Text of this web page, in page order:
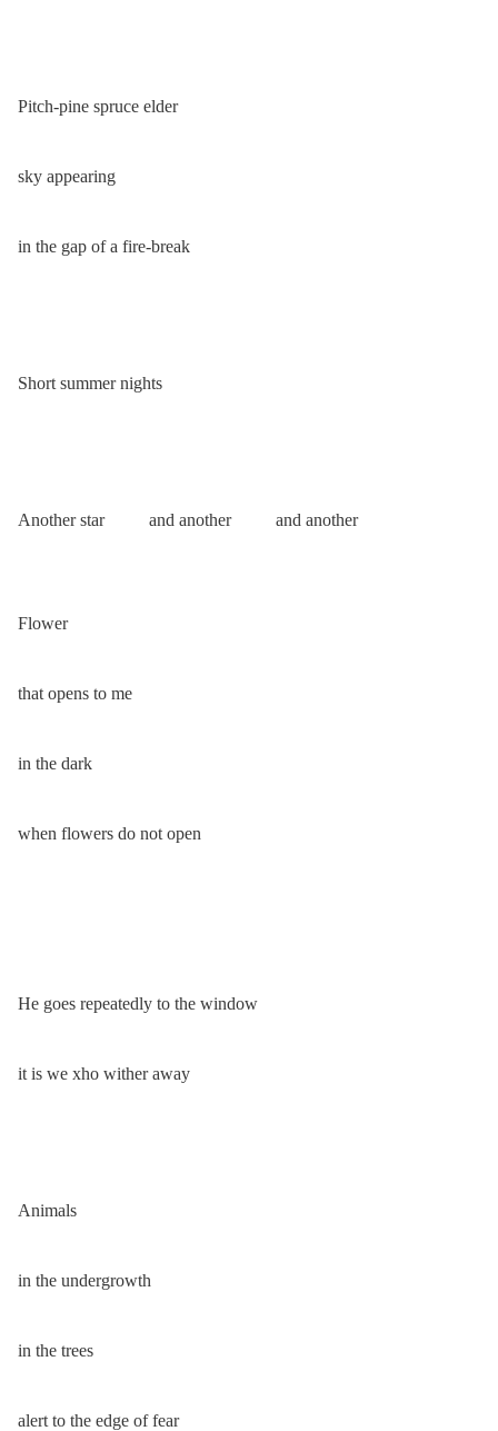
Pitch-pine spruce elder
sky appearing
in the gap of a fire-break
Short summer nights
Another star and another and another
Flower
that opens to me
in the dark
when flowers do not open
He goes repeatedly to the window
it is we xho wither away
Animals
in the undergrowth
in the trees
alert to the edge of fear